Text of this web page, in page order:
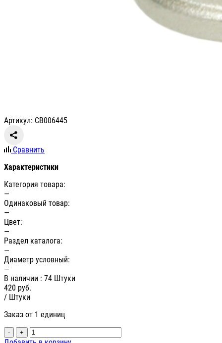
Артикул: СВ006445
Сравнить
Характеристики
Категория товара:
—
Одинаковый товар:
—
Цвет:
—
Раздел каталога:
—
Диаметр условный:
—
В наличии : 74 Штуки
420 руб.
/ Штуки
Заказ от 1 единиц
- +